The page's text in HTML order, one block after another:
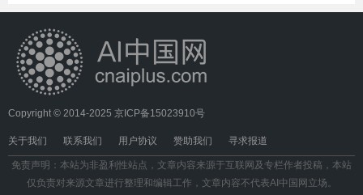
Copyright © 2014-2025 京ICP备15023910号
关于我们 联系我们 用户协议 赞助我们 寻求报道
免责声明：本站为非盈利性站点，文章内容来源于互联网及专栏作者投稿，本站
仅负责对来源文章进行整理和编辑工作，文章内容不代表AI中国网立场。